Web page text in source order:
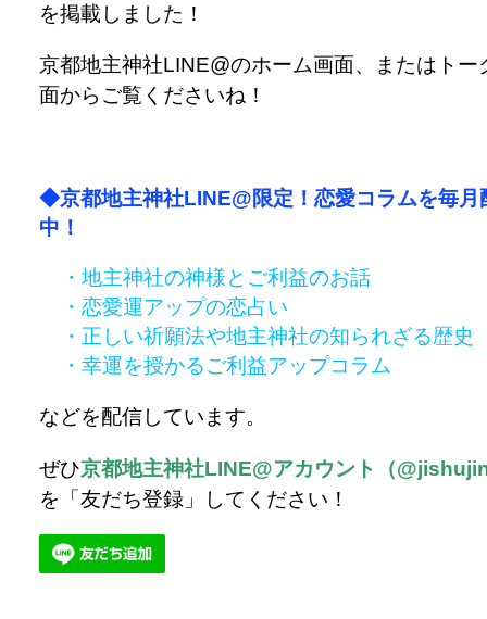
を掲載しました！
京都地主神社LINE@のホーム画面、またはトー
面からご覧くださいね！
◆京都地主神社LINE@限定！恋愛コラムを毎月
中！
・地主神社の神様とご利益のお話
・恋愛運アップの恋占い
・正しい祈願法や地主神社の知られざる歴史
・幸運を授かるご利益アップコラム
などを配信しています。
ぜひ京都地主神社LINE@アカウント（
を「友だち登録」してください！